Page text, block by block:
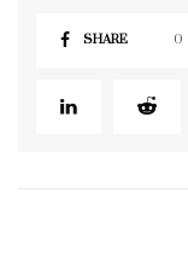
SHARE 0